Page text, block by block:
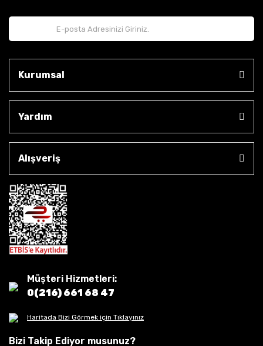
Kurumsal
Yardım
Alışveriş
Müşteri Hizmetleri:
0(216) 661 68 47
Haritada Bizi Görmek için Tıklayınız
Bizi Takip Ediyor musunuz?